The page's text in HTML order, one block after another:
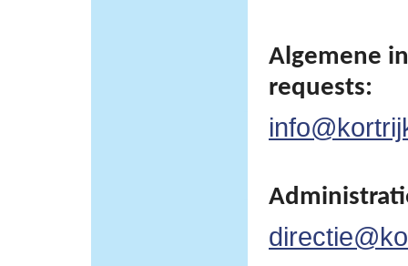
Algemene
requests: